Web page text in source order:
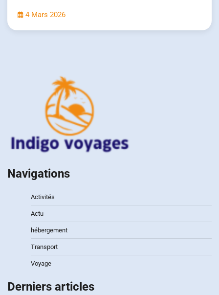
4 Mars 2026
Navigations
Activités
Actu
hébergement
Transport
Voyage
Derniers articles